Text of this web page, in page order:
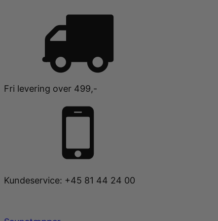
Fri levering over 499,-
Kundeservice: +45 81 44 24 00